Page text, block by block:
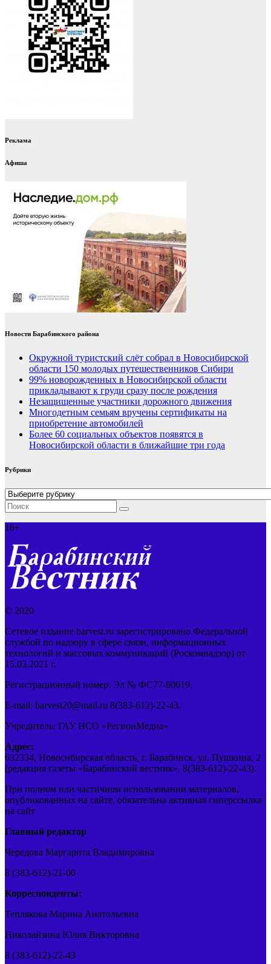
Реклама
Афиша
Новости Барабинского района
Окружной туристский слёт собрал в Новосибирской
области 150 молодых путешественников Сибири
99% новорожденных в Новосибирской области
прикладывают к груди сразу после рождения
Незащищенные участники дорожного движения
Многодетным семьям вручены сертификаты на
приобретение автомобилей
Более 60 социальных объектов появятся в
Новосибирской области в ближайшие три года
Рубрики
Рубрики
16+
© 2020
Сетевое издание barvest.ru зарегистрировано Федеральной
службой по надзору в сфере связи, информационных
технологий и массовых коммуникаций (Роскомнадзор) от
15.03.2021 г.
Регистрационный номер: Эл № ФС77-80619.
E-mail: barvest20@mail.ru 8(383-612)-22-43.
Учредитель: ГАУ НСО «РегионМедиа»
Адрес:
632334, Новосибирская область, г. Барабинск, ул. Пушкина, 2
(редакция газеты «Барабинский вестник», 8(383-612)-22-43).
При полном или частичном использовании материалов,
опубликованных на сайте, обязательна активная гиперссылка
на сайт
Главный редактор
Чередова Маргарита Владимировна
8 (383-612)-21-00
Корреспонденты:
Теплякова Марина Анатольевна
Николайзина Юлия Викторовна
8 (383-612)-22-43